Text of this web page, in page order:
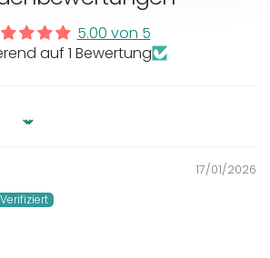
5.00 von 5
auf 1 Bewertung
17/01/2026